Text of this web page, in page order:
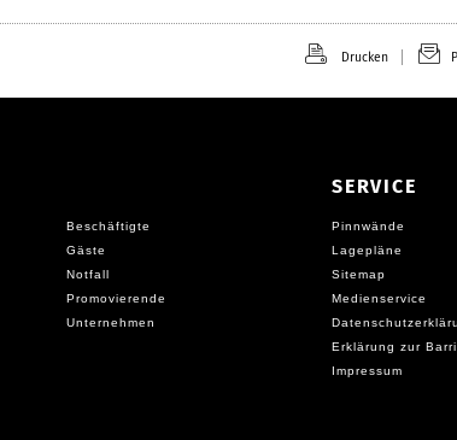
Drucken
Beschäftigte
Gäste
Notfall
Promovierende
Unternehmen
SERVICE
Pinnwände
Lagepläne
Sitemap
Medienservice
Erklärung zur
Impressum